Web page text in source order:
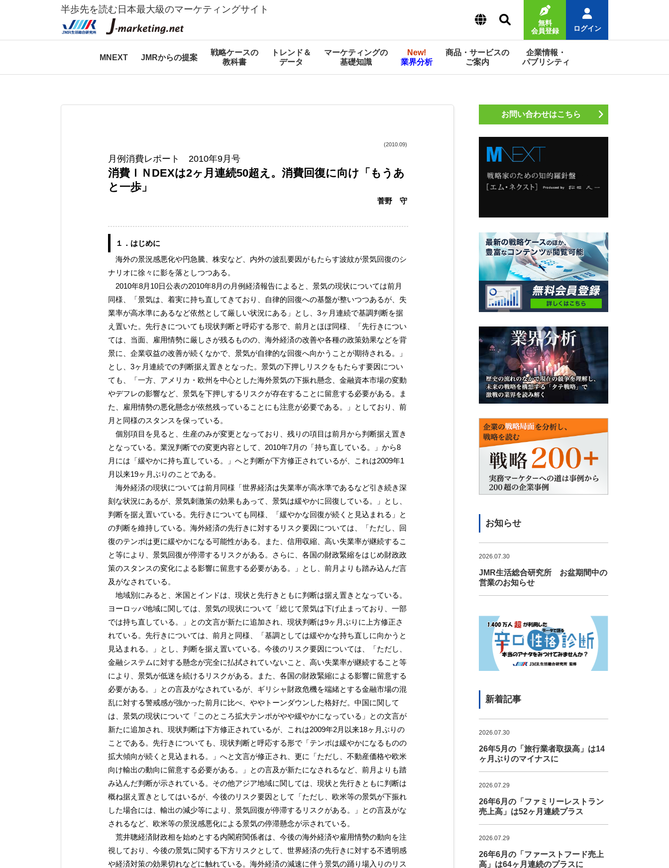
半歩先を読む日本最大級のマーケティングサイト
無料
会員登録
ログイン
MNEXT JMRからの提案
戦略ケースの
教科書
トレンド＆
データ
マーケティングの
基礎知識
New!
業界分析
商品・サービスの
ご案内
企業情報・
パブリシティ
(2010.09)
月例消費レポート 2010年9月号
消費ＩＮDEXは2ヶ月連続50超え。消費回復に向け「もうあ
と一歩」
菅野 守
１．はじめに
海外の景況感悪化や円急騰、株安など、内外の波乱要因がもたらす波紋が景気回復のシ
ナリオに徐々に影を落としつつある。
2010年8月10日公表の2010年8月の月例経済報告によると、景気の現状については前月
同様、「景気は、着実に持ち直してきており、自律的回復への基盤が整いつつあるが、失
業率が高水準にあるなど依然として厳しい状況にある」とし、3ヶ月連続で基調判断を据
え置いた。先行きについても現状判断と呼応する形で、前月とほぼ同様、「先行きについ
ては、当面、雇用情勢に厳しさが残るものの、海外経済の改善や各種の政策効果などを背
景に、企業収益の改善が続くなかで、景気が自律的な回復へ向かうことが期待される。」
とし、3ヶ月連続での判断据え置きとなった。景気の下押しリスクをもたらす要因につい
ても、「一方、アメリカ・欧州を中心とした海外景気の下振れ懸念、金融資本市場の変動
やデフレの影響など、景気を下押しするリスクが存在することに留意する必要がある。ま
た、雇用情勢の悪化懸念が依然残っていることにも注意が必要である。」としており、前
月と同様のスタンスを保っている。
個別項目を見ると、生産のみが変更となっており、残りの項目は前月から判断据え置き
となっている。業況判断での変更内容として、2010年7月の「持ち直している。」から8
月には「緩やかに持ち直している。」へと判断が下方修正されているが、これは2009年1
月以来19ヶ月ぶりのことである。
海外経済の現状については前月同様「世界経済は失業率が高水準であるなど引き続き深
刻な状況にあるが、景気刺激策の効果もあって、景気は緩やかに回復している。」とし、
判断を据え置いている。先行きについても同様、「緩やかな回復が続くと見込まれる」と
の判断を維持している。海外経済の先行きに対するリスク要因については、「ただし、回
復のテンポは更に緩やかになる可能性がある。また、信用収縮、高い失業率が継続するこ
と等により、景気回復が停滞するリスクがある。さらに、各国の財政緊縮をはじめ財政政
策のスタンスの変化による影響に留意する必要がある。」とし、前月よりも踏み込んだ言
及がなされている。
地域別にみると、米国とインドは、現状と先行きともに判断は据え置きとなっている。
ヨーロッパ地域に関しては、景気の現状について「総じて景気は下げ止まっており、一部
では持ち直している。」との文言が新たに追加され、現状判断は9ヶ月ぶりに上方修正さ
れている。先行きについては、前月と同様、「基調としては緩やかな持ち直しに向かうと
見込まれる。」とし、判断を据え置いている。今後のリスク要因については、「ただし、
金融システムに対する懸念が完全に払拭されていないこと、高い失業率が継続すること等
により、景気が低迷を続けるリスクがある。また、各国の財政緊縮による影響に留意する
必要がある。」との言及がなされているが、ギリシャ財政危機を端緒とする金融市場の混
乱に対する警戒感が強かった前月に比べ、ややトーンダウンした格好だ。中国に関して
は、景気の現状について「このところ拡大テンポがやや緩やかになっている」との文言が
新たに追加され、現状判断は下方修正されているが、これは2009年2月以来18ヶ月ぶりの
ことである。先行きについても、現状判断と呼応する形で「テンポは緩やかになるものの
拡大傾向が続くと見込まれる。」へと文言が修正され、更に「ただし、不動産価格や欧米
向け輸出の動向に留意する必要がある。」との言及が新たになされるなど、前月よりも踏
み込んだ判断が示されている。その他アジア地域に関しては、現状と先行きともに判断は
概ね据え置きとしてはいるが、今後のリスク要因として「ただし、欧米等の景気が下振れ
した場合には、輸出の減少等により、景気回復が停滞するリスクがある。」との言及がな
されるなど、欧米等の景況感悪化による景気の停滞懸念が示されている。
荒井聰経済財政相を始めとする内閣府関係者は、今後の海外経済や雇用情勢の動向を注
視しており、今後の景気に関する下方リスクとして、世界経済の先行きに対する不透明感
や経済対策の効果切れなどに触れている。海外経済の減速に伴う景気の踊り場入りのリス
お問い合わせはこちら
お知らせ
2026.07.30
JMR生活総合研究所 お盆期間中の
営業のお知らせ
新着記事
2026.07.30
26年5月の「旅行業者取扱高」は14
ヶ月ぶりのマイナスに
2026.07.29
26年6月の「ファミリーレストラン
売上高」は52ヶ月連続プラス
2026.07.29
26年6月の「ファーストフード売上
高」は64ヶ月連続のプラスに